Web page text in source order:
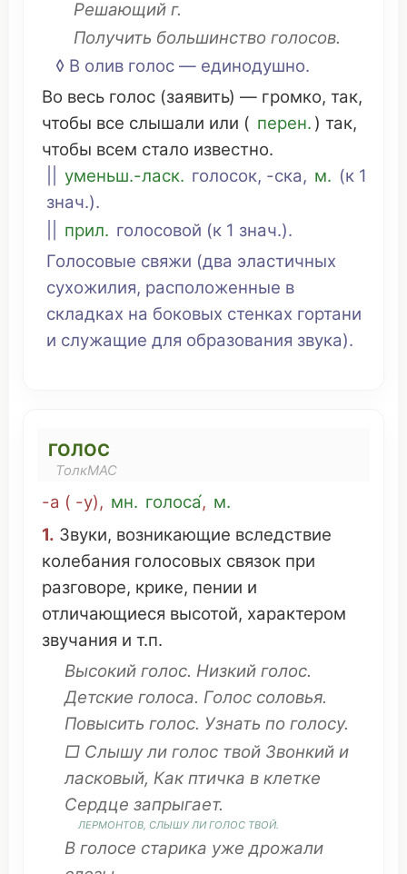
Решающий г.
Получить большинство голосов.
◊ В олив голос — единодушно.
Во весь голос (заявить) — громко, так,
чтобы все слышали или ( перен. ) так,
чтобы всем стало известно.
уменьш.-ласк. голосок, -ска, м. (к 1
знач.).
прил. голосовой (к 1 знач.).
Голосовые свяжи (два эластичных
сухожилия, расположенные в
складках на боковых стенках гортани
и служащие для образования звука).
ГОЛОС
ТолкМАС
-а ( -у), мн. голоса́, м.
1. Звуки, возникающие вследствие
колебания голосовых связок при
разговоре, крике, пении и
отличающиеся высотой, характером
звучания и т.п.
Высокий голос. Низкий голос.
Детские голоса. Голос соловья.
Повысить голос. Узнать по голосу.
□ Слышули голос твой Звонкий и
ласковый, Как птичка в клетке
Сердце запрыгает.
ЛЕРМОНТОВ, СЛЫШУЛИ ГОЛОС ТВОЙ.
В голосе старика ужедрожали